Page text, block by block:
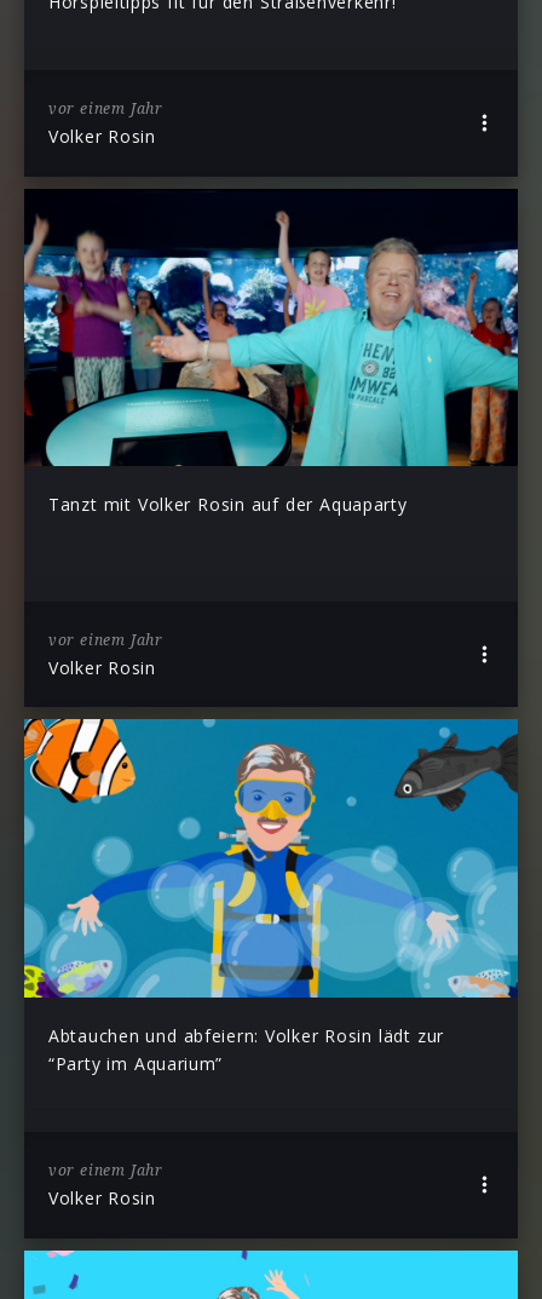
vor einem Jahr
Volker Rosin
Tanzt mit Volker Rosin auf der Aquaparty
vor einem Jahr
Volker Rosin
Abtauchen und abfeiern: Volker Rosin lädt zur
“Party im Aquarium”
vor einem Jahr
Volker Rosin